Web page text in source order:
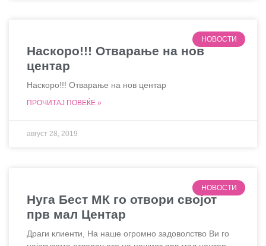
НОВОСТИ
Наскоро!!! Отварање на нов
центар
Наскоро!!! Отварање на нов центар
ПРОЧИТАЈ ПОВЕЌЕ »
август 28, 2019
НОВОСТИ
Нуга Бест МК го отвори својот
прв мал Центар
Драги клиенти, На наше огромно задоволство Ви го